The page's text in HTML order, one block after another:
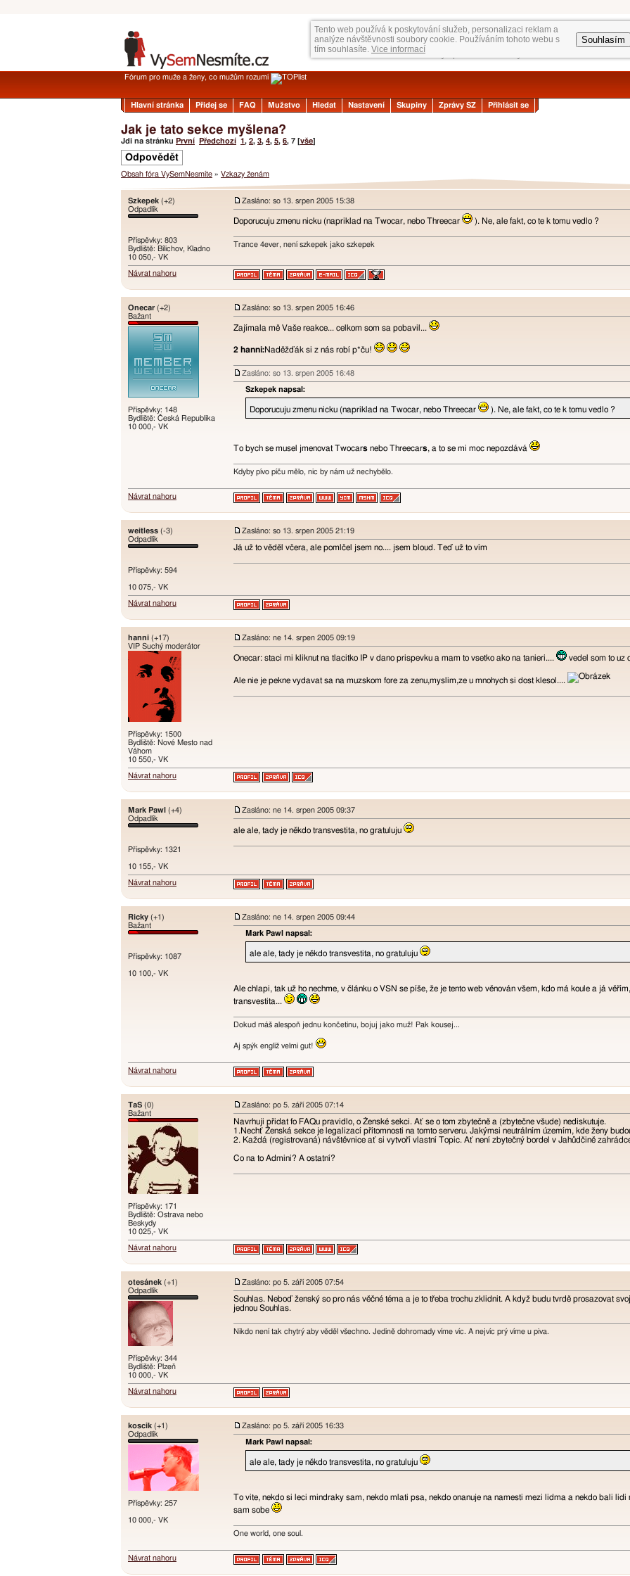
Tento web používá k poskytování služeb, personalizaci reklam a
analýze návštěvnosti soubory cookie. Používáním tohoto webu s
tím souhlasíte. Vice informací
Souhlasím
Fórum pro muže a ženy, co mužům rozumí
Hlavní stránka Přidej se FAQ Mužstvo Hledat Nastavení Skupiny Zprávy SZ Přihlásit se
Jak je tato sekce myšlena?
Jdi na stránku První Předchozí 1, 2, 3, 4, 5, 6, 7 [vše]
Odpovědět
Obsah fóra VySemNesmíte » Vzkazy ženám
Szkepek (+2)
Odpadlík
Příspěvky: 803
Bydliště: Bílichov, Kladno
10 050,- VK
Zasláno: so 13. srpen 2005 15:38
Doporucuju zmenu nicku (napriklad na Twocar, nebo Threecar ). Ne, ale fakt, co te k tomu vedlo ?
Trance 4ever, není szkepek jako szkepek
Návrat nahoru
Onecar (+2)
Bažant
Příspěvky: 148
Bydliště: Česká Republika
10 000,- VK
Zasláno: so 13. srpen 2005 16:46
Zajímala mě Vaše reakce... celkom som sa pobavil...
2 hanni:Naděžďák si z nás robí p*ču!
Zasláno: so 13. srpen 2005 16:48
Szkepek napsal:
Doporucuju zmenu nicku (napriklad na Twocar, nebo Threecar ). Ne, ale fakt, co te k tomu vedlo ?
To bych se musel jmenovat Twocars nebo Threecars, a to se mi moc nepozdává
Kdyby pívo píču mělo, nic by nám už nechybělo.
Návrat nahoru
weitless (-3)
Odpadlík
Příspěvky: 594
10 075,- VK
Zasláno: so 13. srpen 2005 21:19
Já už to věděl včera, ale pomlčel jsem no.... jsem bloud. Teď už to vím
Návrat nahoru
hanni (+17)
VIP Suchý moderátor
Příspěvky: 1500
Bydliště: Nové Mesto nad
Váhom
10 550,- VK
Zasláno: ne 14. srpen 2005 09:19
Onecar: staci mi kliknut na tlacitko IP v dano prispevku a mam to vsetko ako na tanieri.... vedel som to uz
Ale nie je pekne vydavat sa na muzskom fore za zenu,myslim,ze u mnohych si dost klesol....
Návrat nahoru
Mark Pawl (+4)
Odpadlík
Příspěvky: 1321
10 155,- VK
Zasláno: ne 14. srpen 2005 09:37
ale ale, tady je někdo transvestita, no gratuluju
Návrat nahoru
Ricky (+1)
Bažant
Příspěvky: 1087
10 100,- VK
Zasláno: ne 14. srpen 2005 09:44
Mark Pawl napsal:
ale ale, tady je někdo transvestita, no gratuluju
Ale chlapi, tak už ho nechme, v článku o VSN se píše, že je tento web věnován všem, kdo má koule a já
transvestita...
Dokud máš alespoň jednu končetinu, bojuj jako muž! Pak kousej...
Aj spýk engliž velmi gut!
Návrat nahoru
TaS (0)
Bažant
Příspěvky: 171
Bydliště: Ostrava nebo
Beskydy
10 025,- VK
Zasláno: po 5. září 2005 07:14
Navrhuji přidat fo FAQu pravidlo, o Ženské sekci. Ať se o tom zbytečně a (zbytečne všude) nediskutuje.
1.Nechť Ženská sekce je legalizací přítomnosti na tomto serveru. Jakýmsi neutrálním územím, kde ženy
2. Každá (registrovaná) návštěvnice ať si vytvoří vlastní Topic. Ať není zbytečný bordel v Jahůdčině
Co na to Admini? A ostatní?
Návrat nahoru
otesánek (+1)
Odpadlík
Příspěvky: 344
Bydliště: Plzeň
10 000,- VK
Zasláno: po 5. září 2005 07:54
Souhlas. Neboď ženský so pro nás věčné téma a je to třeba trochu zklidnit. A když budu tvrdě prosazovat
jednou Souhlas.
Nikdo není tak chytrý aby věděl všechno. Jedině dohromady víme víc. A nejvíc prý víme u piva.
Návrat nahoru
koscik (+1)
Odpadlík
Příspěvky: 257
10 000,- VK
Zasláno: po 5. září 2005 16:33
Mark Pawl napsal:
ale ale, tady je někdo transvestita, no gratuluju
To vite, nekdo si leci mindraky sam, nekdo mlati psa, nekdo onanuje na namesti mezi lidma a nekdo bali
sam sobe
One world, one soul.
Návrat nahoru